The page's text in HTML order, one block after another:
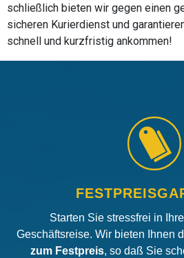
schließlich bieten wir gegen einen
sicheren Kurierdienst und
schnell und kurzfristig ankommen!
Starten Sie stressfrei in
Geschäftsreise. Wir bieten Ihnen
zum Festpreis, so daß Sie